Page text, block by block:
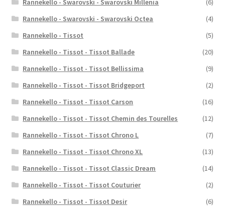
Rannekello - Swarovski - Swarovski Millenia
(6)
Rannekello - Swarovski - Swarovski Octea
(4)
Rannekello - Tissot
(5)
Rannekello - Tissot - Tissot Ballade
(20)
Rannekello - Tissot - Tissot Bellissima
(9)
Rannekello - Tissot - Tissot Bridgeport
(2)
Rannekello - Tissot - Tissot Carson
(16)
Rannekello - Tissot - Tissot Chemin des Tourelles
(12)
Rannekello - Tissot - Tissot Chrono L
(7)
Rannekello - Tissot - Tissot Chrono XL
(13)
Rannekello - Tissot - Tissot Classic Dream
(14)
Rannekello - Tissot - Tissot Couturier
(2)
Rannekello - Tissot - Tissot Desir
(6)